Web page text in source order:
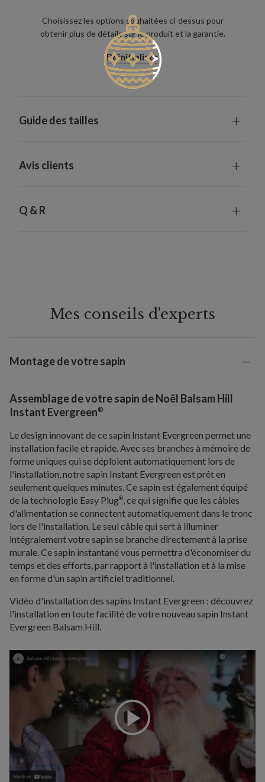
Choisissez les options souhaitées ci-dessus pour
obtenir plus de détails sur le produit et la garantie.
Réinitialiser
Guide des tailles
Avis clients
Q & R
Mes conseils d'experts
Montage de votre sapin
Assemblage de votre sapin de Noël Balsam Hill
Instant Evergreen®
Le design innovant de ce sapin Instant Evergreen permet une
installation facile et rapide. Avec ses branches à mémoire de
forme uniques qui se déploient automatiquement lors de
l'installation, notre sapin Instant Evergreen est prêt en
seulement quelques minutes. Ce sapin est également équipé
de la technologie Easy Plug®, ce qui signifie que les câbles
d'alimentation se connectent automatiquement dans le tronc
lors de l'installation. Le seul câble qui sert à illuminer
intégralement votre sapin se branche directement à la prise
murale. Ce sapin instantané vous permettra d'économiser du
temps et des efforts, par rapport à l'installation et à la mise
en forme d'un sapin artificiel traditionnel.
Vidéo d'installation des sapins Instant Evergreen : découvrez
l'installation en toute facilité de votre nouveau sapin Instant
Evergreen Balsam Hill.